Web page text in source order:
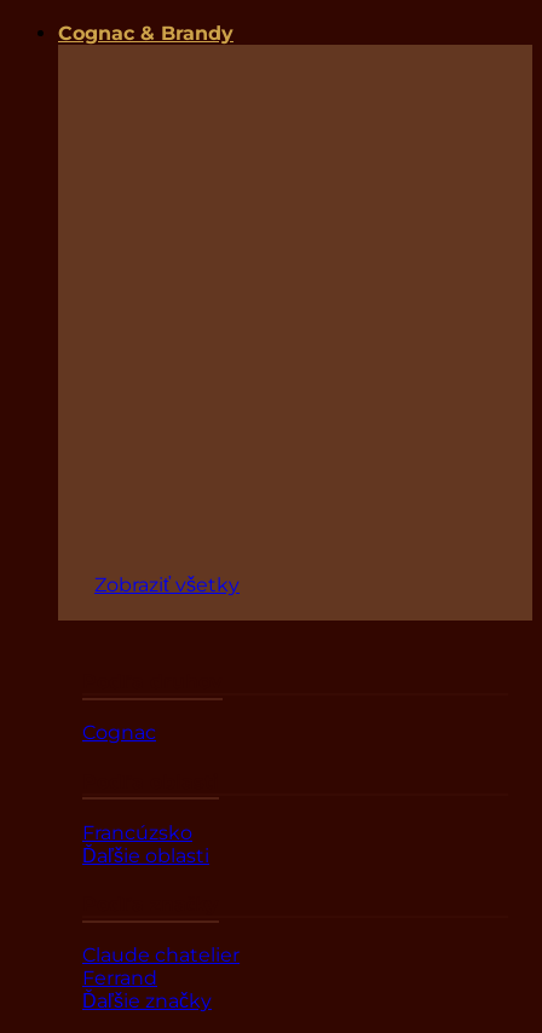
Cognac & Brandy
Zobraziť všetky
Cognac
Francúzsko
Ďaľšie oblasti
Claude chatelier
Ferrand
Ďaľšie značky